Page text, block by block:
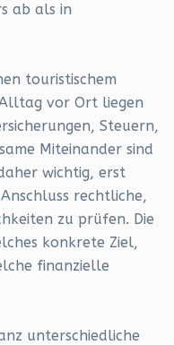
ab als in
touristischem
vor Ort liegen
Steuern,
Miteinander sind
wichtig, erst
rechtliche,
zu prüfen. Die
konkrete Ziel,
finanzielle
unterschiedliche